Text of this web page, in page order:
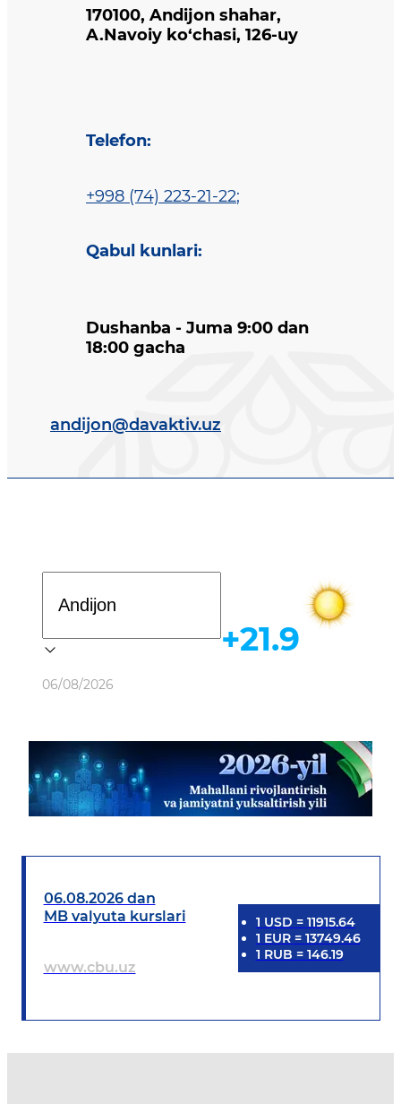
170100, Andijon shahar,
A.Navoiy ko‘chasi, 126-uy
Telefon:
+998 (74) 223-21-22;
Qabul kunlari:
Dushanba - Juma 9:00 dan
18:00 gacha
andijon@davaktiv.uz
Ob-havo
06/08/2026
+21.9
06.08.2026 dan
MB valyuta kurslari
www.cbu.uz
1 USD = 11915.64
1 EUR= 13749.46
1 RUB = 146.19